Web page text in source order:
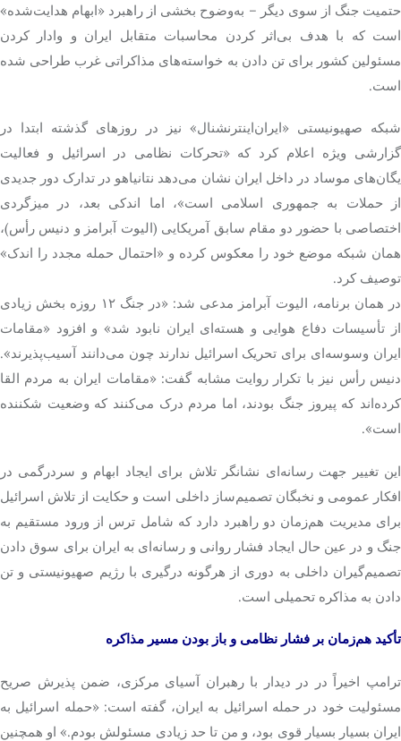
حتمیت جنگ از سوی دیگر – به‌وضوح بخشی از راهبرد «ابهام هدایت‌شده»
است که با هدف بی‌اثر کردن محاسبات متقابل ایران و وادار کردن
مسئولین کشور برای تن دادن به خواسته‌های مذاکراتی غرب طراحی شده
است.
شبکه صهیونیستی «ایران‌اینترنشنال» نیز در روزهای گذشته ابتدا در
گزارشی ویژه اعلام کرد که «تحرکات نظامی در اسرائیل و فعالیت
یگان‌های موساد در داخل ایران نشان می‌دهد نتانیاهو در تدارک دور جدیدی
از حملات به جمهوری اسلامی است»، اما اندکی بعد، در میزگردی
اختصاصی با حضور دو مقام سابق آمریکایی (الیوت آبرامز و دنیس رأس)،
همان شبکه موضع خود را معکوس کرده و «احتمال حمله مجدد را اندک»
توصیف کرد.
در همان برنامه، الیوت آبرامز مدعی شد: «در جنگ ۱۲ روزه بخش زیادی
از تأسیسات دفاع هوایی و هسته‌ای ایران نابود شد» و افزود «مقامات
ایران وسوسه‌ای برای تحریک اسرائیل ندارند چون می‌دانند آسیب‌پذیرند».
دنیس رأس نیز با تکرار روایت مشابه گفت: «مقامات ایران به مردم القا
کرده‌اند که پیروز جنگ بودند، اما مردم درک می‌کنند که وضعیت شکننده
است».
این تغییر جهت رسانه‌ای نشانگر تلاش برای ایجاد ابهام و سردرگمی در
افکار عمومی و نخبگان تصمیم‌ساز داخلی است و حکایت از تلاش اسرائیل
برای مدیریت هم‌زمان دو راهبرد دارد که شامل ترس از ورود مستقیم به
جنگ و در عین حال ایجاد فشار روانی و رسانه‌ای به ایران برای سوق دادن
تصمیم‌گیران داخلی به دوری از هرگونه درگیری با رژیم صهیونیستی و تن
دادن به مذاکره تحمیلی است.
تأکید هم‌زمان بر فشار نظامی و باز بودن مسیر مذاکره
ترامپ اخیراً در در دیدار با رهبران آسیای مرکزی، ضمن پذیرش صریح
مسئولیت خود در حمله اسرائیل به ایران، گفته است: «حمله اسرائیل به
ایران بسیار بسیار قوی بود، و من تا حد زیادی مسئولش بودم.» او همچنین